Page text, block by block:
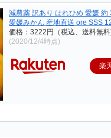
減農薬 訳あり はれひめ 愛媛 約
愛媛みかん 産地直送 ore SSS
価格：3222円（税込、送料無
(2020/12/4時点)
楽